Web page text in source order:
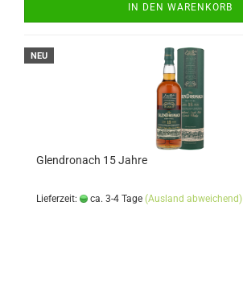
IN DEN WARENKORB
NEU
Glendronach 15 Jahre
Lieferzeit: ca. 3-4 Tage (Ausland abweichend)